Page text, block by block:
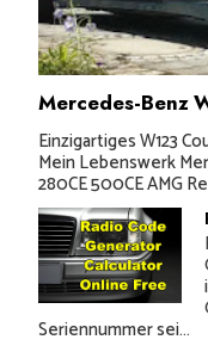
Mercedes-Benz
Einzigartiges W123
Mein Lebenswerk
280CE 500CE AMG
Seriennummer sei...